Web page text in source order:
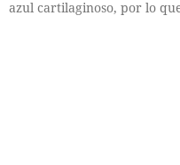
azul cartilaginoso, por lo